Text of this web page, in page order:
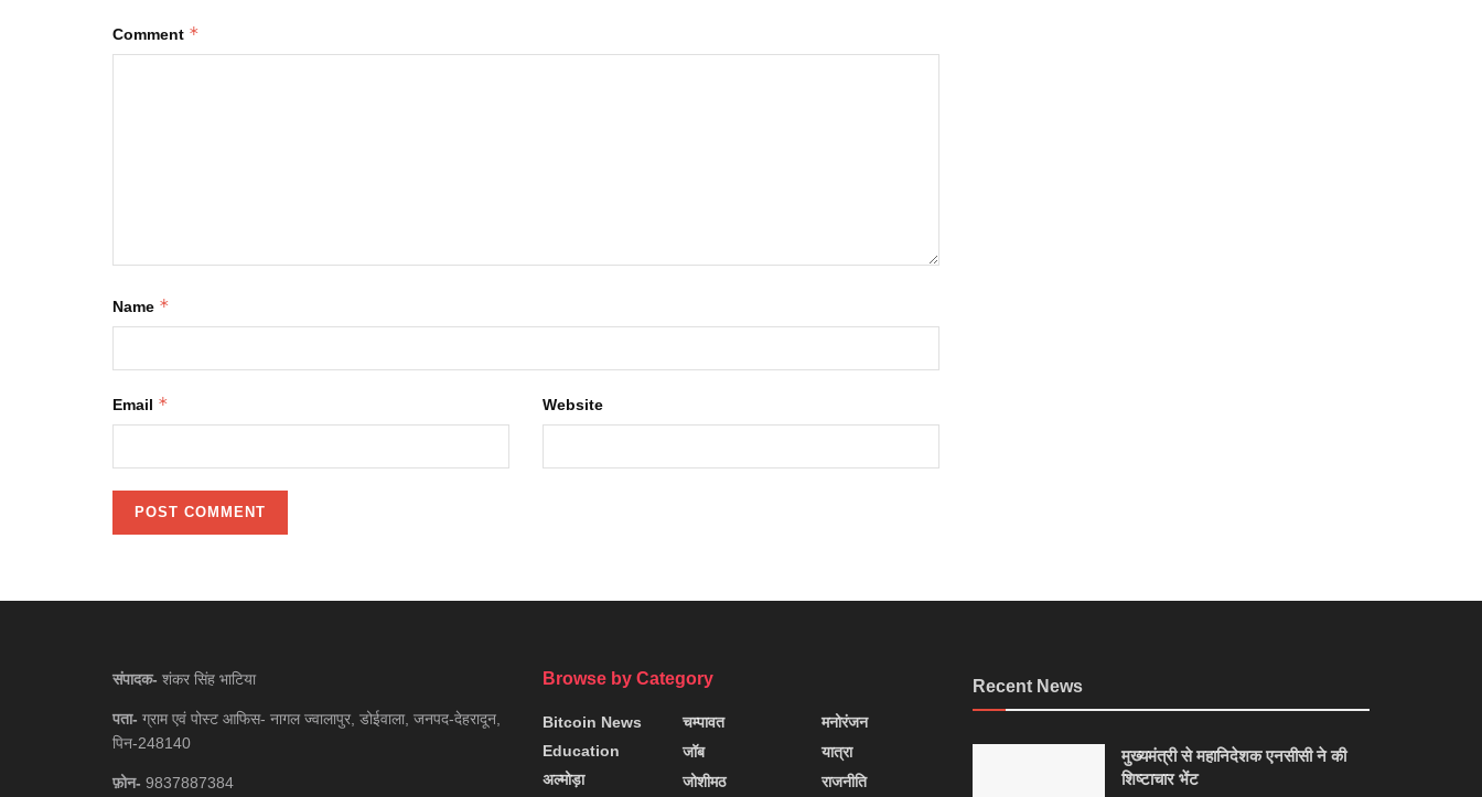
Comment *
Name *
Email * Website
संपादक- शंकर सिंह भाटिया
पता- ग्राम एवं पोस्ट आफिस- नागल ज्वालापुर, डोईवाला, जनपद-देहरादून,
पिन-248140
फ़ोन- 9837887384
Browse by Category
Bitcoin News
Education
अल्मोड़ा
चम्पावत
जॉब
जोशीमठ
मनोरंजन
यात्रा
राजनीति
Recent News
मुख्यमंत्री से महानिदेशक एनसीसी ने की
शिष्टाचार भेंट